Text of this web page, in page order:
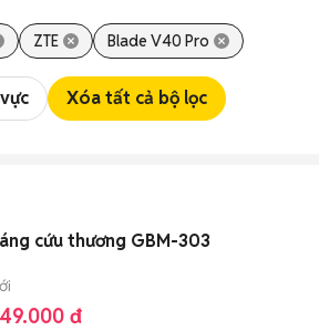
ZTE Blade V40 Pro
Xóa tất cả bộ lọc
cứu thương GBM-303
đ